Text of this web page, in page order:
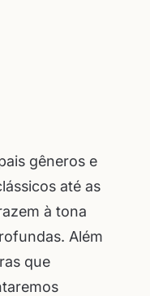
gêneros e
até as
à tona
Além
que